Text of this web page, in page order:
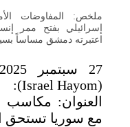
ملخص: المفاوضات
إسرائيلي بفتح ممر
اعتبرته دمشق مساساً
(Israel Hayom):
العنوان: مكاسب
مع سوريا تستحق